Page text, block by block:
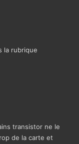
la rubrique
transistor ne le
de la carte et